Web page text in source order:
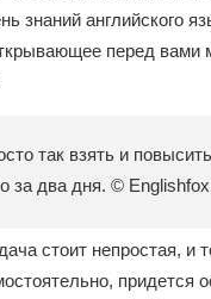
знаний английского
перед вами
так взять и
за два дня. ©
стоит непростая, и
придется